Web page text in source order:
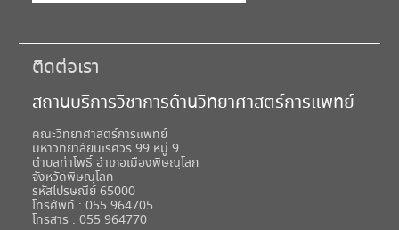
ติดต่อเรา
สถานบริการวิชาการด้านวิทยาศาสตร์การแพทย์
คณะวิทยาศาสตร์การแพทย์
มหาวิทยาลัยนเรศวร 99 หมู่ 9
ตำบลท่าโพธิ์ อำเภอเมืองพิษณุโลก
จังหวัดพิษณุโลก
รหัสไปรษณีย์ 65000
โทรศัพท์ : 055 964705
โทรสาร : 055 964770